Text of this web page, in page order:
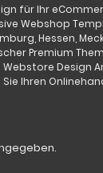
für Ihr
Webshop
Hessen,
Premium
Webstore Design
Sie Ihren